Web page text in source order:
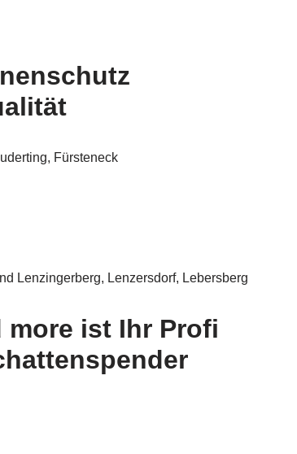
Fürsteneck
Lenzingerberg, Lenzersdorf, Lebersberg
ist Ihr Profi